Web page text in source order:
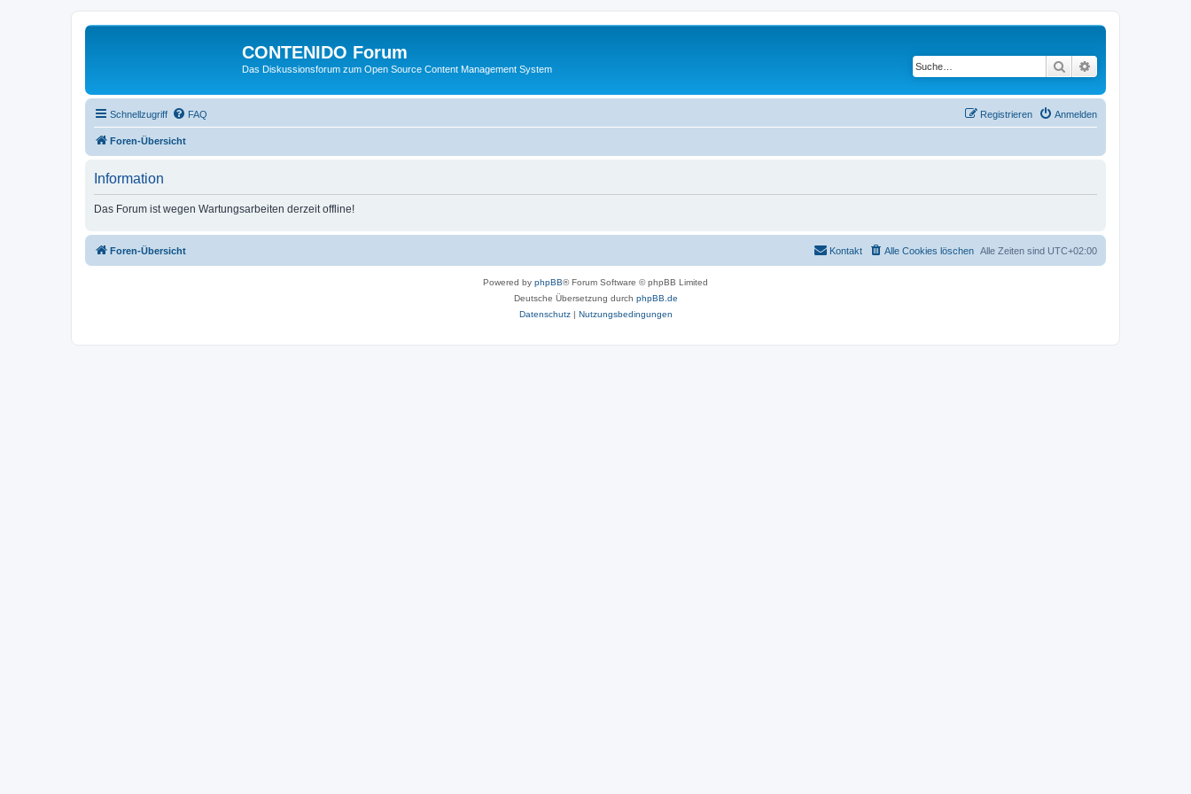
CONTENIDO Forum
Das Diskussionsforum zum Open Source Content Management System Suche
Schnellzugriff FAQ Anmelden
Registrieren
Foren-Übersicht
Information
Das Forum ist wegen Wartungsarbeiten derzeit offline!
Foren-Übersicht Alle Zeiten sind UTC+02:00
Alle Cookies löschen
Kontakt
Powered by phpBB® Forum Software © phpBB Limited
Deutsche Übersetzung durch phpBB.de
Datenschutz| Nutzungsbedingungen